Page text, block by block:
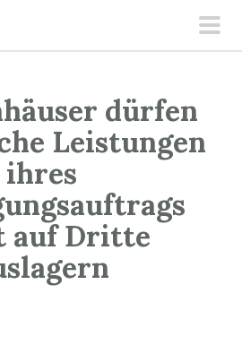
dürfen
Leistungen
ihres
auf Dritte